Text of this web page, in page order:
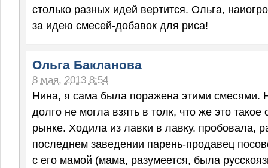
столько разных идей вертится. Ольга,
за идею смесей-добавок для риса!
Ольга Бакланова
8 мая, 2013 8:54
Нина, я сама была поражена этими смесями.
долго не могла взять в толк, что же это
рынке. Ходила из лавки в лавку. пробовала,
последнем заведении парень-продавец
с его мамой (мама, разумеется, была